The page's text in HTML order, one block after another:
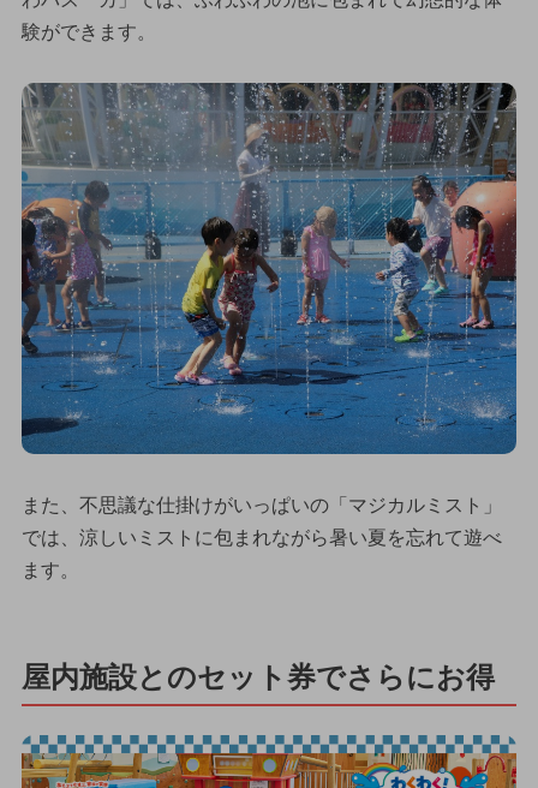
験ができます。
また、不思議な仕掛けがいっぱいの「マジカルミスト」
では、涼しいミストに包まれながら暑い夏を忘れて遊べ
ます。
屋内施設とのセット券でさらにお得